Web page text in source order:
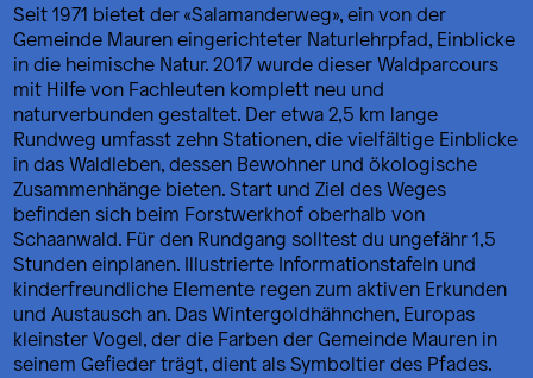
Seit 1971 bietet der «Salamanderweg», ein von der
Gemeinde Mauren eingerichteter Naturlehrpfad, Einblicke
in die heimische Natur. 2017 wurde dieser Waldparcours
mit Hilfe von Fachleuten komplett neu und
naturverbunden gestaltet. Der etwa 2,5 km lange
Rundweg umfasst zehn Stationen, die vielfältige Einblicke
in das Waldleben, dessen Bewohner und ökologische
Zusammenhänge bieten. Start und Ziel des Weges
befinden sich beim Forstwerkhof oberhalb von
Schaanwald. Für den Rundgang solltest du ungefähr 1,5
Stunden einplanen. Illustrierte Informationstafeln und
kinderfreundliche Elemente regen zum aktiven Erkunden
und Austausch an. Das Wintergoldhähnchen, Europas
kleinster Vogel, der die Farben der Gemeinde Mauren in
seinem Gefieder trägt, dient als Symboltier des Pfades.